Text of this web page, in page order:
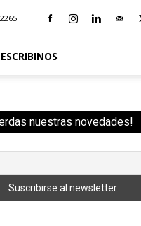
ESCRIBINOS
nuestras novedades!